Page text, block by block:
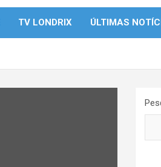
TV LONDRIX ÚLTIMAS